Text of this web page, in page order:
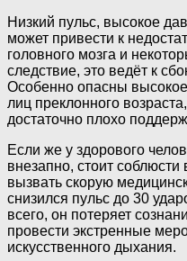
Низкий пульс, высокое
может привести к
головного мозга и
следствие, это ведёт к
Особенно опасны
лиц преклонного
достаточно плохо
Если же у здорового
внезапно, стоит
вызвать скорую
снизился пульс до 30
всего, он потеряет
провести экстренные
искусственного дыхания.